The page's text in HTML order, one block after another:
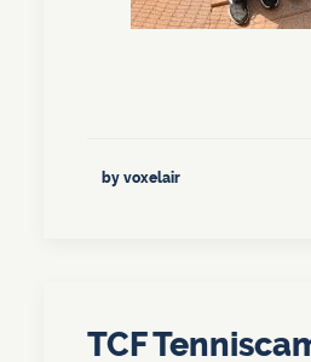
by voxelair
TCF